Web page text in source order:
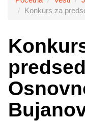
Konkurs za